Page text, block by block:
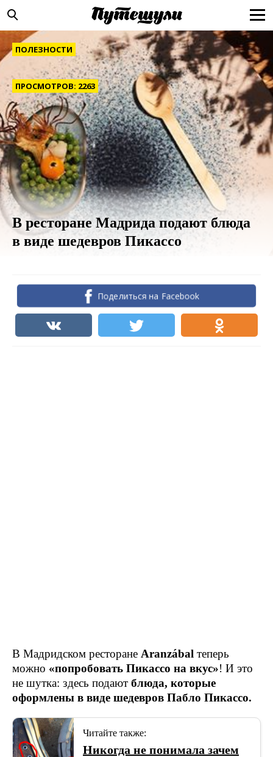
ПОЛЕЗНОСТИ
ПРОСМОТРОВ: 2263
В ресторане Мадрида подают блюда
в виде шедевров Пикассо
Поделиться на Facebook
В Мадридском ресторане Aranzábal теперь
можно «попробовать Пикассо на вкус»! И это
не шутка: здесь подают блюда, которые
оформлены в виде шедевров Пабло Пикассо.
Читайте также:
Никогда не понимала зачем